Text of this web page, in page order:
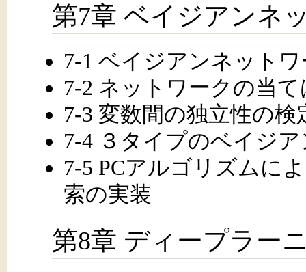
第7章 ベイジアンネ
7-1 ベイジアンネット
7-2 ネットワークの当
7-3 変数間の独立性の検
7-4 ３タイプのベイジ
7-5 PCアルゴリズムに
索の実装
第8章 ディープラー